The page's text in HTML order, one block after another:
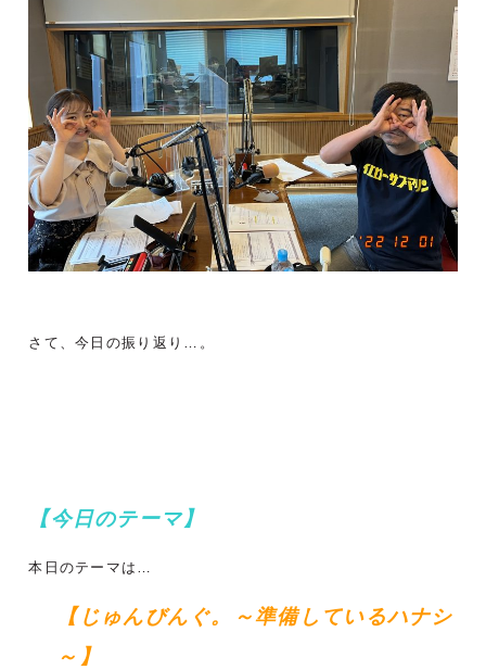
さて、今日の振り返り…。
【今日のテーマ】
本日のテーマは…
【じゅんびんぐ。～準備しているハナシ
～】